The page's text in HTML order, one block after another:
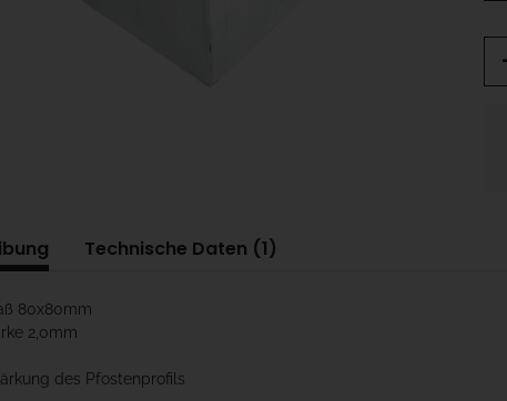
Technische Daten (1)
80x80mm
2,0mm
des Pfostenprofils